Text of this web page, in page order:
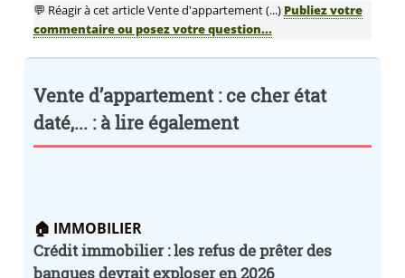
💬 Réagir à cet article Vente d'appartement (...) Publiez votre
commentaire ou posez votre question...
Vente d’appartement : ce cher état
daté,... : à lire également
🏠 IMMOBILIER
Crédit immobilier : les refus de prêter des
banques devrait exploser en 2026